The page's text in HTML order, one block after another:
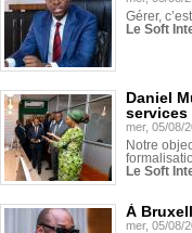
Gérer,
Le Soft
Daniel
services
mer, 05/08/
Notre
Le Soft
À
mer, 05/08/